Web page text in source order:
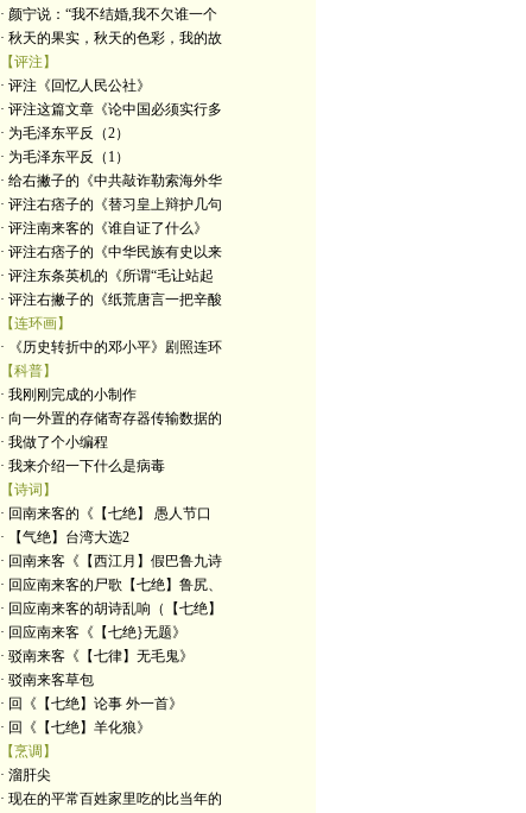
· 颜宁说：“我不结婚,我不欠谁一个
· 秋天的果实，秋天的色彩，我的故
【评注】
· 评注《回忆人民公社》
· 评注这篇文章《论中国必须实行多
· 为毛泽东平反（2）
· 为毛泽东平反（1）
· 给右撇子的《中共敲诈勒索海外华
· 评注右痞子的《替习皇上辩护几句
· 评注南来客的《谁自证了什么》
· 评注右痞子的《中华民族有史以来
· 评注东条英机的《所谓“毛让站起
· 评注右撇子的《纸荒唐言一把辛酸
【连环画】
· 《历史转折中的邓小平》剧照连环
【科普】
· 我刚刚完成的小制作
· 向一外置的存储寄存器传输数据的
· 我做了个小编程
· 我来介绍一下什么是病毒
【诗词】
· 回南来客的《【七绝】 愚人节口
· 【气绝】台湾大选2
· 回南来客《【西江月】假巴鲁九诗
· 回应南来客的尸歌【七绝】鲁尻、
· 回应南来客的胡诗乱响（【七绝】
· 回应南来客《【七绝}无题》
· 驳南来客《【七律】无毛鬼》
· 驳南来客草包
· 回《【七绝】论事 外一首》
· 回《【七绝】羊化狼》
【烹调】
· 溜肝尖
· 现在的平常百姓家里吃的比当年的